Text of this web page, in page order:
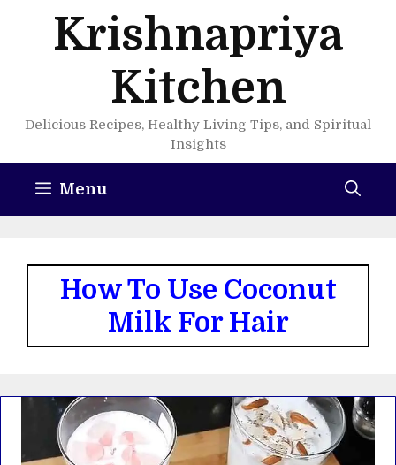
Krishnapriya
Kitchen
Delicious Recipes, Healthy Living Tips, and Spiritual
Insights
Menu
How To Use Coconut
Milk For Hair